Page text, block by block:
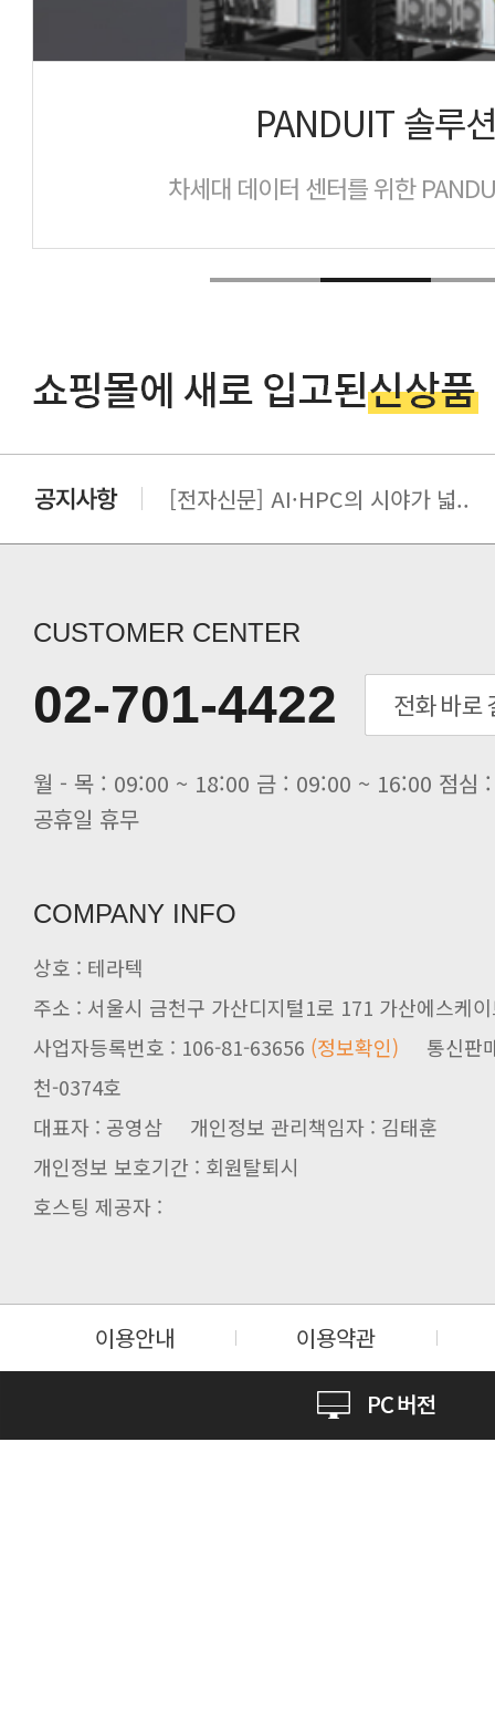
PANDUIT 솔루션
차세대 데이터 센터를 위한
[전자신문] AI·HPC의 시야가 넓..
[전자신문] “민감 데이터도 안심하
[전자신문] 테라텍과 함께 최적의
[전자신문] AI 인프라 써보고 결정..
[전자신문] 공영삼 테라텍 대표 “단..
[전자신문] 당신의 AI GPU, 지..
CUSTOMER CENTER
02-701-4422
공휴일 휴무
COMPANY INFO
상호 : 테라텍
주소 : 서울시 금천구 가산디지털1로 171 가산에스케
사업자등록번호 : 106-81-63656 (정보확인)
천-0374호
대표자 : 공영삼 개인정보 관리책임자 : 김태훈
개인정보 보호기간 : 회원탈퇴시
호스팅 제공자 :
이용안내 이용약관